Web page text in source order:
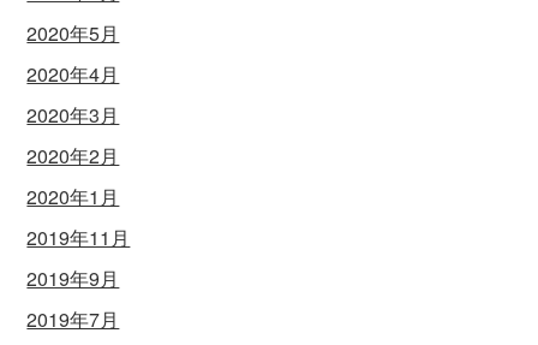
2020年5月
2020年4月
2020年3月
2020年2月
2020年1月
2019年11月
2019年9月
2019年7月